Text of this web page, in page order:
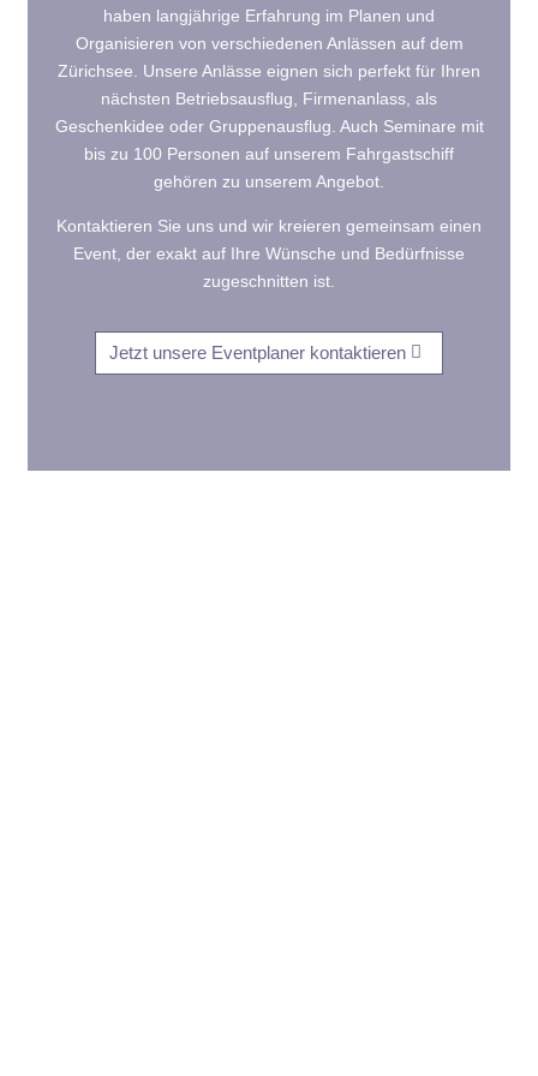
haben langjährige Erfahrung im Planen und
Organisieren von verschiedenen Anlässen auf dem
Zürichsee. Unsere Anlässe eignen sich perfekt für Ihren
nächsten Betriebsausflug, Firmenanlass, als
Geschenkidee oder Gruppenausflug. Auch Seminare mit
bis zu 100 Personen auf unserem Fahrgastschiff
gehören zu unserem Angebot.
Kontaktieren Sie uns und wir kreieren gemeinsam einen
Event, der exakt auf Ihre Wünsche und Bedürfnisse
zugeschnitten ist.
Jetzt unsere Eventplaner kontaktieren